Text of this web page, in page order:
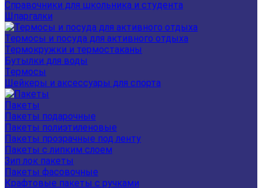
Справочники для школьника и студента
Шпаргалки
Термосы и посуда для активного отдыха
Термокружки и термостаканы
Бутылки для воды
Термосы
Шейкеры и аксессуары для спорта
Пакеты
Пакеты подарочные
Пакеты полиэтиленовые
Пакеты прозрачные под ленту
Пакеты с липким слоем
Зип лок пакеты
Пакеты фасовочные
Крафтовые пакеты с ручками